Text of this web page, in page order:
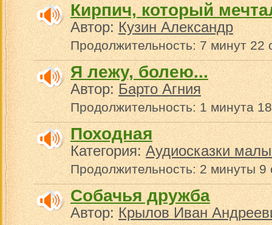
Кирпич, который
Автор:Кузин Александр
Продолжительность: 7 минут 22
Я лежу, болею...
Автор:Барто Агния
Продолжительность: 1 минута
Походная
Категория:Аудиосказки
Продолжительность: 2 минуты 9
Собачья дружба
Автор:Крылов Иван